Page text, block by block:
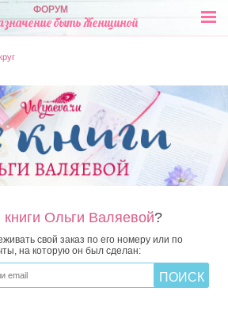
ФОРУМ
быть Женщиной
книги Ольги Валяевой?
свой заказ по его номеру или по
на которую он был сделан: